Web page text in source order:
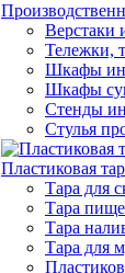
Верстаки
Тележки,
Шкафы
Шкафы
Стенды
Cтулья
Пластиковая
Тара для
Тара
Тара
Тара для